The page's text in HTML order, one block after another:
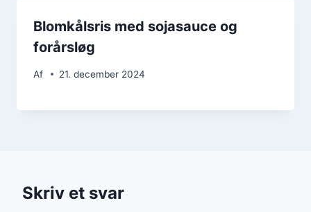
Blomkålsris med sojasauce og
forårsløg
Af 21. december 2024
Skriv et svar